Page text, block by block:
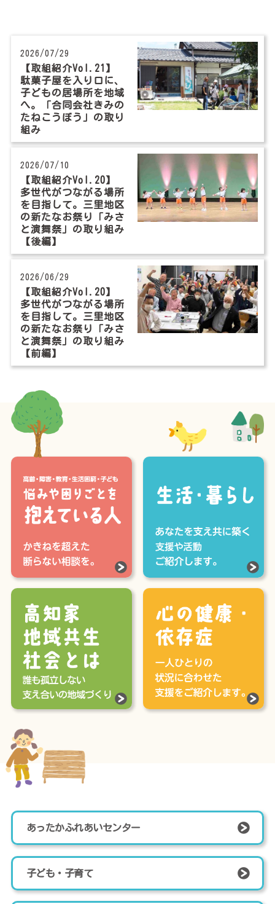
「高知家地域共生社会推進宣言」企業・団体が増えま
した！
2026/07/13 お知らせ
高知家地域共生社会推進宣言（民間企業・団体の取り
組み概要）
2026/07/10
【取組紹介Vol.20】多世代がつながる場所を目指し
て。三里地区の新たなお祭り「みさと演舞祭」の取り
組み【後編】
2026/07/29
【取組紹介Vol.21】
駄菓子屋を入り口に、
子どもの居場所を地域
へ。「合同会社きみの
たねこうぼう」の取り
組み
2026/07/10
【取組紹介Vol.20】
多世代がつながる場所
を目指して。三里地区
の新たなお祭り「みさ
と演舞祭」の取り組み
【後編】
2026/06/29
【取組紹介Vol.20】
多世代がつながる場所
を目指して。三里地区
の新たなお祭り「みさ
と演舞祭」の取り組み
【前編】
あったかふれあいセンター
子ども・子育て